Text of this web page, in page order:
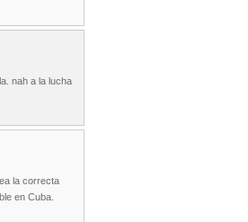
nah a la lucha
la correcta
en Cuba.